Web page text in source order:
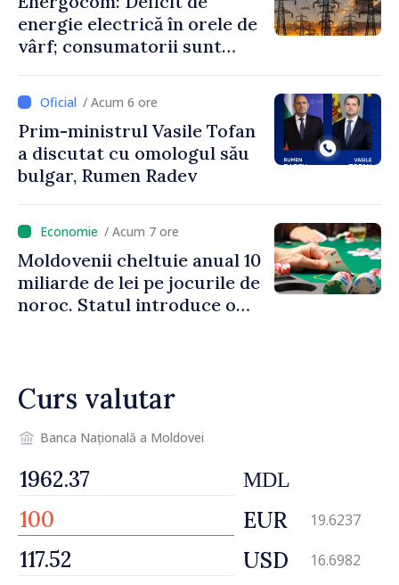
energie electrică în orele de
vârf; consumatorii sunt
/ Acum 6 ore
Prim-ministrul Vasile Tofan
a discutat cu omologul său
bulgar, Rumen Radev
/ Acum 7 ore
Moldovenii cheltuie anual 10
miliarde de lei pe jocurile de
noroc. Statul introduce o
Curs valutar
Banca Națională a Moldovei
MDL
EUR 19.6237
USD 16.6982